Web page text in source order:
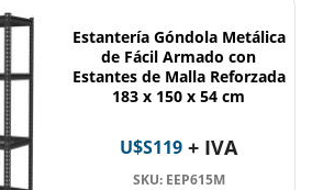
Estantería Góndola Metálica
de Fácil Armado con
Estantes de Malla Reforzada
183 x 150 x 54 cm
U$S119 + IVA
SKU: EEP615M